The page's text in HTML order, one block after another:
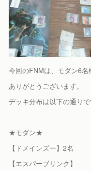
今回のFNMは、モダン6名
ありがとうございます。
デッキ分布は以下の通りで
★モダン★
【ドメインズー】2名
【エスパーブリンク】